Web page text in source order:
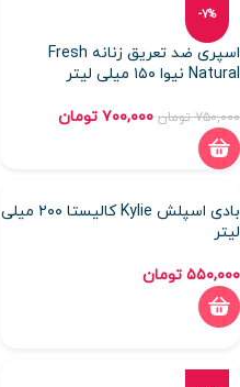
-7%
اسپری ضد تعریق زنانه Fresh
Natural نیوا ۱۵۰ میلی لیتر
۷۵۰,۰۰۰ تومان ۷۰۰,۰۰۰ تومان
بادی اسپلش Kylie کالیستا ۲۰۰ میلی
لیتر
۵۵۰,۰۰۰ تومان